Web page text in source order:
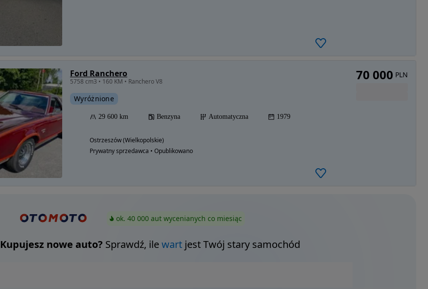
Ford Ranchero
5758 cm3 • 160 KM • Ranchero V8
Wyróżnione
29 600 km Benzyna Automatyczna 1979
Ostrzeszów (Wielkopolskie)
Prywatny sprzedawca • Opublikowano
70 000 PLN
ok. 40 000 aut wycenianych co miesiąc
Kupujesz nowe auto? Sprawdź, ilewartjest Twój stary samochód